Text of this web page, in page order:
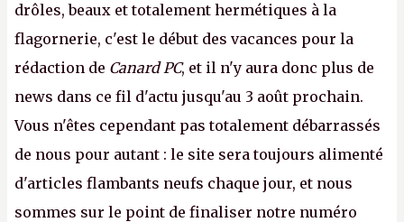
drôles, beaux et totalement hermétiques à la
flagornerie, c'est le début des vacances pour la
rédaction de Canard PC, et il n'y aura donc plus de
news dans ce fil d'actu jusqu'au 3 août prochain.
Vous n'êtes cependant pas totalement débarrassés
de nous pour autant : le site sera toujours alimenté
d'articles flambants neufs chaque jour, et nous
sommes sur le point de finaliser notre numéro